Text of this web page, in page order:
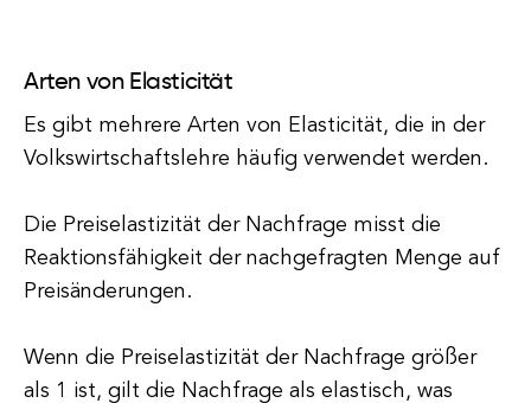
Arten von Elasticität
Es gibt mehrere Arten von Elasticität, die in der
Volkswirtschaftslehre häufig verwendet werden.
Die Preiselastizität der Nachfrage misst die
Reaktionsfähigkeit der nachgefragten Menge auf
Preisänderungen.
Wenn die Preiselastizität der Nachfrage größer
als 1 ist, gilt die Nachfrage als elastisch, was